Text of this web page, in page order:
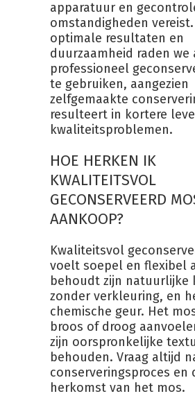
apparatuur en
omstandigheden
optimale resultaten en
duurzaamheid raden we
professioneel
te gebruiken, aangezien
zelfgemaakte
resulteert in kortere
kwaliteitsproblemen.
HOE HERKEN IK
KWALITEITSVOL
GECONSERVEERD
AANKOOP?
Kwaliteitsvol
voelt soepel en flexibel
behoudt zijn natuurlijke
zonder verkleuring, en
chemische geur. Het
broos of droog
zijn oorspronkelijke
behouden. Vraag altijd
conserveringsproces en
herkomst van het mos.